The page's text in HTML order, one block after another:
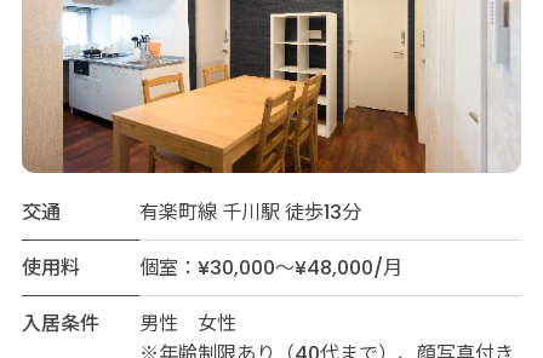
交通
有楽町線 千川駅 徒歩13分
使用料
個室：¥30,000～¥48,000/月
入居条件
男性 女性